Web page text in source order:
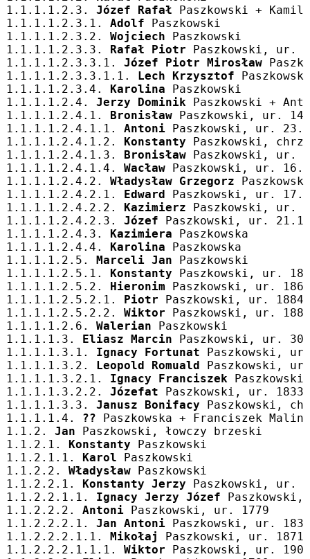
1.1.1.1.2.3. Józef Rafał Paszkowski +
1.1.1.1.2.3.1. Adolf Paszkowski
1.1.1.1.2.3.2. Wojciech Paszkowski
1.1.1.1.2.3.3. Rafał Piotr Paszkowski, ur.
1.1.1.1.2.3.3.1. Józef Piotr Mirosław
1.1.1.1.2.3.3.1.1. Lech Krzysztof
1.1.1.1.2.3.4. Karolina Paszkowski
1.1.1.1.2.4. Jerzy Dominik Paszkowski +
1.1.1.1.2.4.1. Bronisław Paszkowski, ur.
1.1.1.1.2.4.1.1. Antoni Paszkowski, ur.
1.1.1.1.2.4.1.2. Konstanty Paszkowski,
1.1.1.1.2.4.1.3. Bronisław Paszkowski, ur.
1.1.1.1.2.4.1.4. Wacław Paszkowski, ur.
1.1.1.1.2.4.2. Władysław Grzegorz
1.1.1.1.2.4.2.1. Edward Paszkowski, ur.
1.1.1.1.2.4.2.2. Kazimierz Paszkowski, ur.
1.1.1.1.2.4.2.3. Józef Paszkowski, ur.
1.1.1.1.2.4.3. Kazimiera Paszkowska
1.1.1.1.2.4.4. Karolina Paszkowska
1.1.1.1.2.5. Marceli Jan Paszkowski
1.1.1.1.2.5.1. Konstanty Paszkowski, ur.
1.1.1.1.2.5.2. Hieronim Paszkowski, ur. 1864
1.1.1.1.2.5.2.1. Piotr Paszkowski, ur. 1884
1.1.1.1.2.5.2.2. Wiktor Paszkowski, ur. 1889
1.1.1.1.2.6. Walerian Paszkowski
1.1.1.1.3. Eliasz Marcin Paszkowski, ur.
1.1.1.1.3.1. Ignacy Fortunat Paszkowski,
1.1.1.1.3.2. Leopold Romuald Paszkowski,
1.1.1.1.3.2.1. Ignacy Franciszek
1.1.1.1.3.2.2. Józefat Paszkowski, ur. 1833
1.1.1.1.3.3. Janusz Bonifacy Paszkowski,
1.1.1.1.4. ?? Paszkowska + Franciszek
1.1.2. Jan Paszkowski, łowczy brzeski
1.1.2.1. Konstanty Paszkowski
1.1.2.1.1. Karol Paszkowski
1.1.2.2. Władysław Paszkowski
1.1.2.2.1. Konstanty Jerzy Paszkowski, ur.
1.1.2.2.1.1. Ignacy Jerzy Józef
1.1.2.2.2. Antoni Paszkowski, ur. 1779
1.1.2.2.2.1. Jan Antoni Paszkowski, ur. 1831
1.1.2.2.2.1.1. Mikołaj
Paszkowski, ur. 1871
1.1.2.2.2.1.1.1. Wiktor Paszkowski, ur. 1908